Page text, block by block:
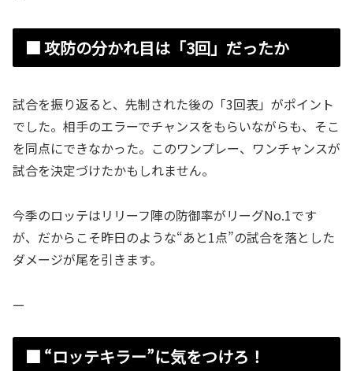
■ 攻防の分かれ目は「3回」だったか
試合を振り返ると、先制された後の「3回表」がポイント
でした。相手のエラーでチャンスをもらいながらも、そこ
を同点にできなかった。このワンプレー、ワンチャンスが
試合を決定づけたかもしれません。
今季のロッテはリリーフ陣の防御率がリーグNo.1です
が、だからこそ昨日のような“あと1点”の試合を落とした
ダメージが尾を引きます。
—
■ “ロッテキラー”に気をつけろ！